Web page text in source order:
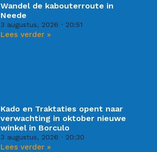
Wandel de kabouterroute in
Neede
3 augustus, 2026 20:51
Lees verder »
Kado en Traktaties opent naar
verwachting in oktober nieuwe
winkel in Borculo
3 augustus, 2026 20:30
Lees verder »